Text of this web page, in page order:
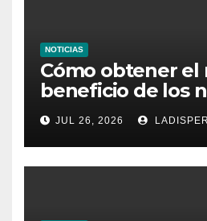
NOTICIAS
Cómo obtener el
beneficio de los
bonus codes de
JUL 26, 2026